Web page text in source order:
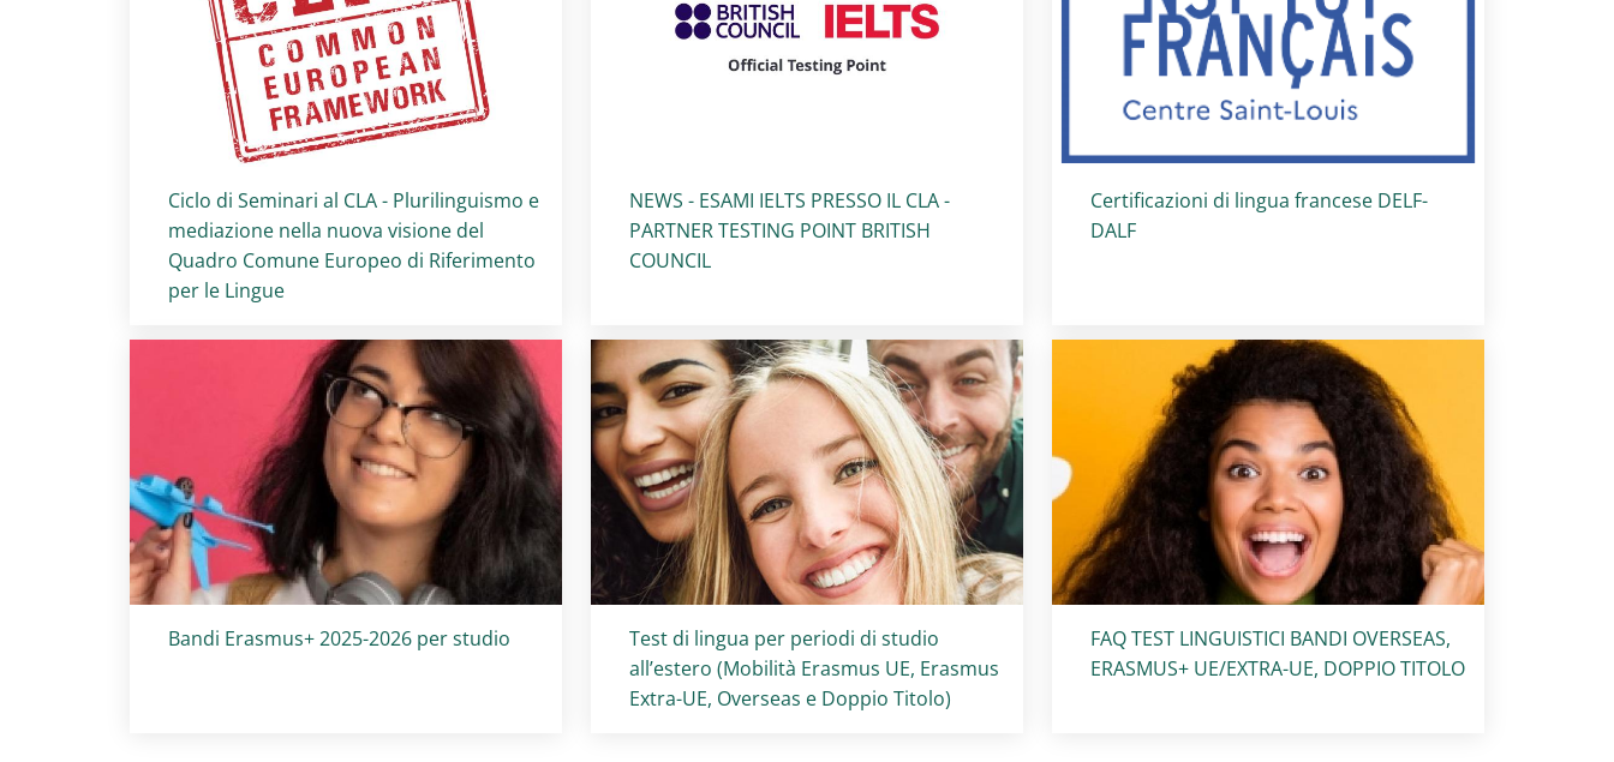
Titolo card:
Ciclo di Seminari al CLA - Plurilinguismo e
mediazione nella nuova visione del
Quadro Comune Europeo di Riferimento
per le Lingue
Titolo card:
NEWS - ESAMI IELTS PRESSO IL CLA -
PARTNER TESTING POINT BRITISH
COUNCIL
Titolo card:
Certificazioni di lingua francese DELF-
DALF
Titolo card:
Bandi Erasmus+ 2025-2026 per studio Titolo card:
Test di lingua per periodi di studio
all’estero (Mobilità Erasmus UE, Erasmus
Extra-UE, Overseas e Doppio Titolo)
Titolo card:
FAQ TEST LINGUISTICI BANDI OVERSEAS,
ERASMUS+ UE/EXTRA-UE, DOPPIO TITOLO